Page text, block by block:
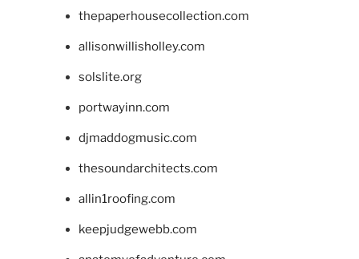
thepaperhousecollection.com
allisonwillisholley.com
solslite.org
portwayinn.com
djmaddogmusic.com
thesoundarchitects.com
allin1roofing.com
keepjudgewebb.com